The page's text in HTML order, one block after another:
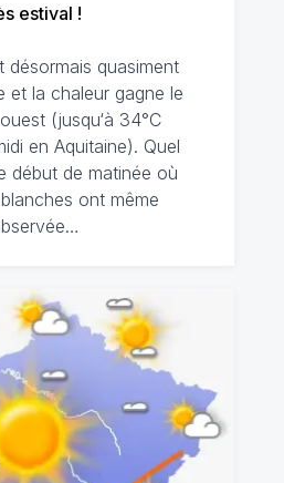
estival !
désormais quasiment
et la chaleur gagne le
(jusqu‘à 34°C
en Aquitaine). Quel
début de matinée où
ont même